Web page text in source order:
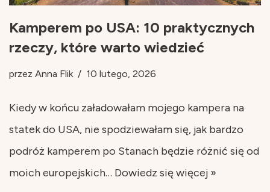
Kamperem po USA: 10 praktycznych
rzeczy, które warto wiedzieć
przez Anna Flik 10 lutego, 2026
Kiedy w końcu załadowałam mojego kampera na
statek do USA, nie spodziewałam się, jak bardzo
podróż kamperem po Stanach będzie różnić się od
moich europejskich… Dowiedz się więcej »